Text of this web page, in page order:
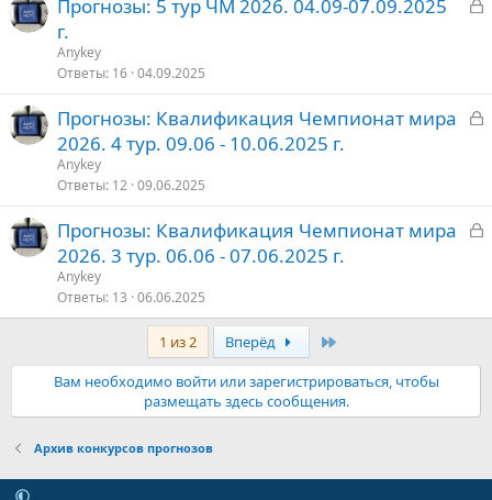
т
т
Прогнозы: 5 тур ЧМ 2026. 04.09-07.09.2025
г.
Anykey
Ответы 16 04.09.2025
З
т
Прогнозы: Квалификация Чемпионат мира
2026. 4 тур. 09.06 - 10.06.2025 г.
Anykey
Ответы 12 09.06.2025
З
Прогнозы: Квалификация Чемпионат мира
2026. 3 тур. 06.06 - 07.06.2025 г.
Anykey
Ответы 13 06.06.2025
1 из 2 Вперёд
Вам необходимо войти или зарегистрироваться, чтобы
размещать здесь сообщения.
Архив конкурсов прогнозов